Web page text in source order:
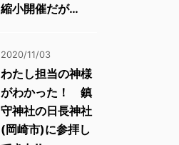
縮小開催だが…
2020/11/03
わたし担当の神様
がわかった！ 鎮
守神社の日長神社
(岡崎市)に参拝し